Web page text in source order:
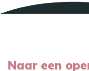
Naar een